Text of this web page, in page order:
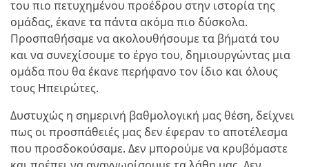
του πιο πετυχημένου προέδρου στην ιστορία της
ομάδας, έκανε τα πάντα ακόμα πιο δύσκολα.
Προσπαθήσαμε να ακολουθήσουμε τα βήματά του
και να συνεχίσουμε το έργο του, δημιουργώντας μια
ομάδα που θα έκανε περήφανο τον ίδιο και όλους
τους Ηπειρώτες.
Δυστυχώς η σημερινή βαθμολογική μας θέση, δείχνει
πως οι προσπάθειές μας δεν έφεραν το αποτέλεσμα
που προσδοκούσαμε. Δεν μπορούμε να κρυβόμαστε